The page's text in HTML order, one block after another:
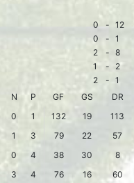
0 - 12
0 - 1
2 - 8
1 -
2
2 - 1
N P GF GS
DR
0 1 132 19
113
1 3 79 22
57
0 4 38 30
8
3 4 76 16
60